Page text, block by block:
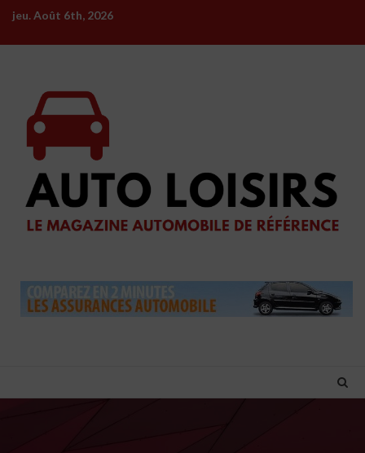
Skip
content
jeu. Août 6th, 2026